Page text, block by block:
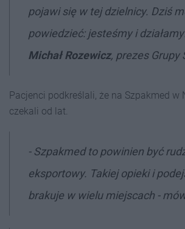
pojawi się w tej dzielnicy. Dziś
powiedzieć: jesteśmy i
Michał Rozewicz, prezes Grupy
Pacjenci podkreślali, że na Szpakmed w
czekali od lat.
- Szpakmed to powinien być
eksportowy. Takiej opieki i
brakuje w wielu miejscach -